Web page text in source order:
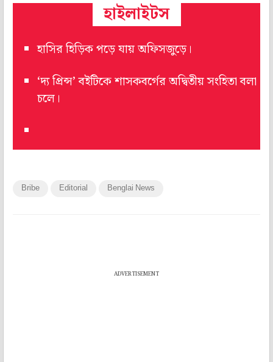
হাইলাইটস
হাসির হিড়িক পড়ে যায় অফিসজুড়ে।
‘দ্য প্রিন্স’ বইটিকে শাসকবর্গের অদ্বিতীয় সংহিতা বলা
চলে।
Bribe Editorial Benglai News
ADVERTISEMENT